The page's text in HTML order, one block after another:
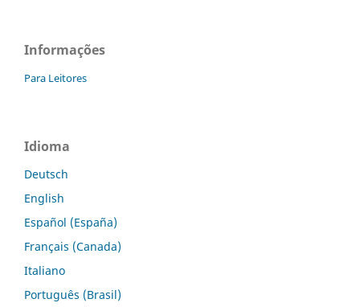
Informações
Para Leitores
Idioma
Deutsch
English
Español (España)
Français (Canada)
Italiano
Português (Brasil)